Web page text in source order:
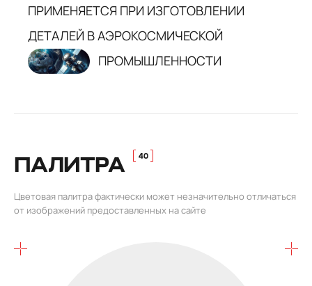
ПРИМЕНЯЕТСЯ ПРИ ИЗГОТОВЛЕНИИ
ДЕТАЛЕЙ В АЭРОКОСМИЧЕСКОЙ
ПРОМЫШЛЕННОСТИ
ПАЛИТРА
Цветовая палитра фактически может незначительно отличаться
от изображений предоставленных на сайте